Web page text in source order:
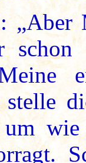
„Aber
stelle
um